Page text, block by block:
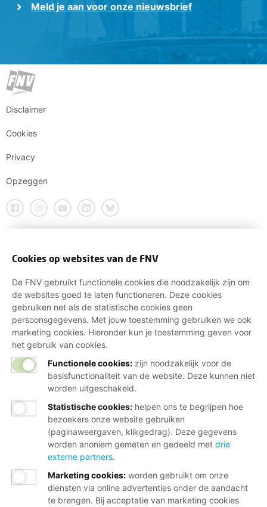
Meld je aan voor onze nieuwsbrief
Disclaimer
Cookies
Privacy
Opzeggen
Cookies op websites van de FNV
De FNV gebruikt functionele cookies die noodzakelijk zijn om
de websites goed te laten functioneren. Deze cookies
gebruiken net als de statistische cookies geen
persoonsgegevens. Met jouw toestemming gebruiken we ook
marketing cookies. Hieronder kun je toestemming geven voor
het gebruik van cookies.
Functionele cookies: zijn noodzakelijk voor de
basisfunctionaliteit van de website. Deze kunnen niet
worden uitgeschakeld.
Statistische cookies: helpen ons te begrijpen hoe
bezoekers onze website gebruiken
(paginaweergaven, klikgedrag). Deze gegevens
worden anoniem gemeten en gedeeld met drie
externe partners.
Marketing cookies: worden gebruikt om onze
diensten via online advertenties onder de aandacht
te brengen. Bij acceptatie van marketing cookies